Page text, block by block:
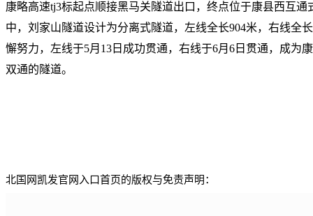
康略高速tj3标起点顺接黑马关隧道出口，终点位于康县西互通
中，刘家山隧道设计为分离式隧道，左线全长904米，右线全
懈努力，左线于5月13日成功贯通，右线于6月6日贯通，成为
双通的隧道。
北国网凯发官网入口首页的版权与免责声明：